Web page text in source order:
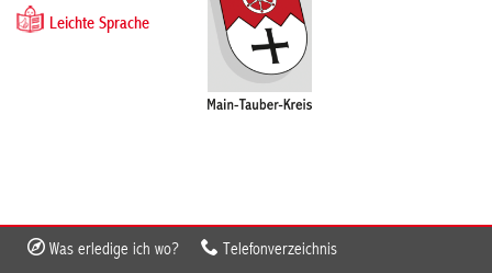
Leichte Sprache
Was erledige ich wo? Telefonverzeichnis